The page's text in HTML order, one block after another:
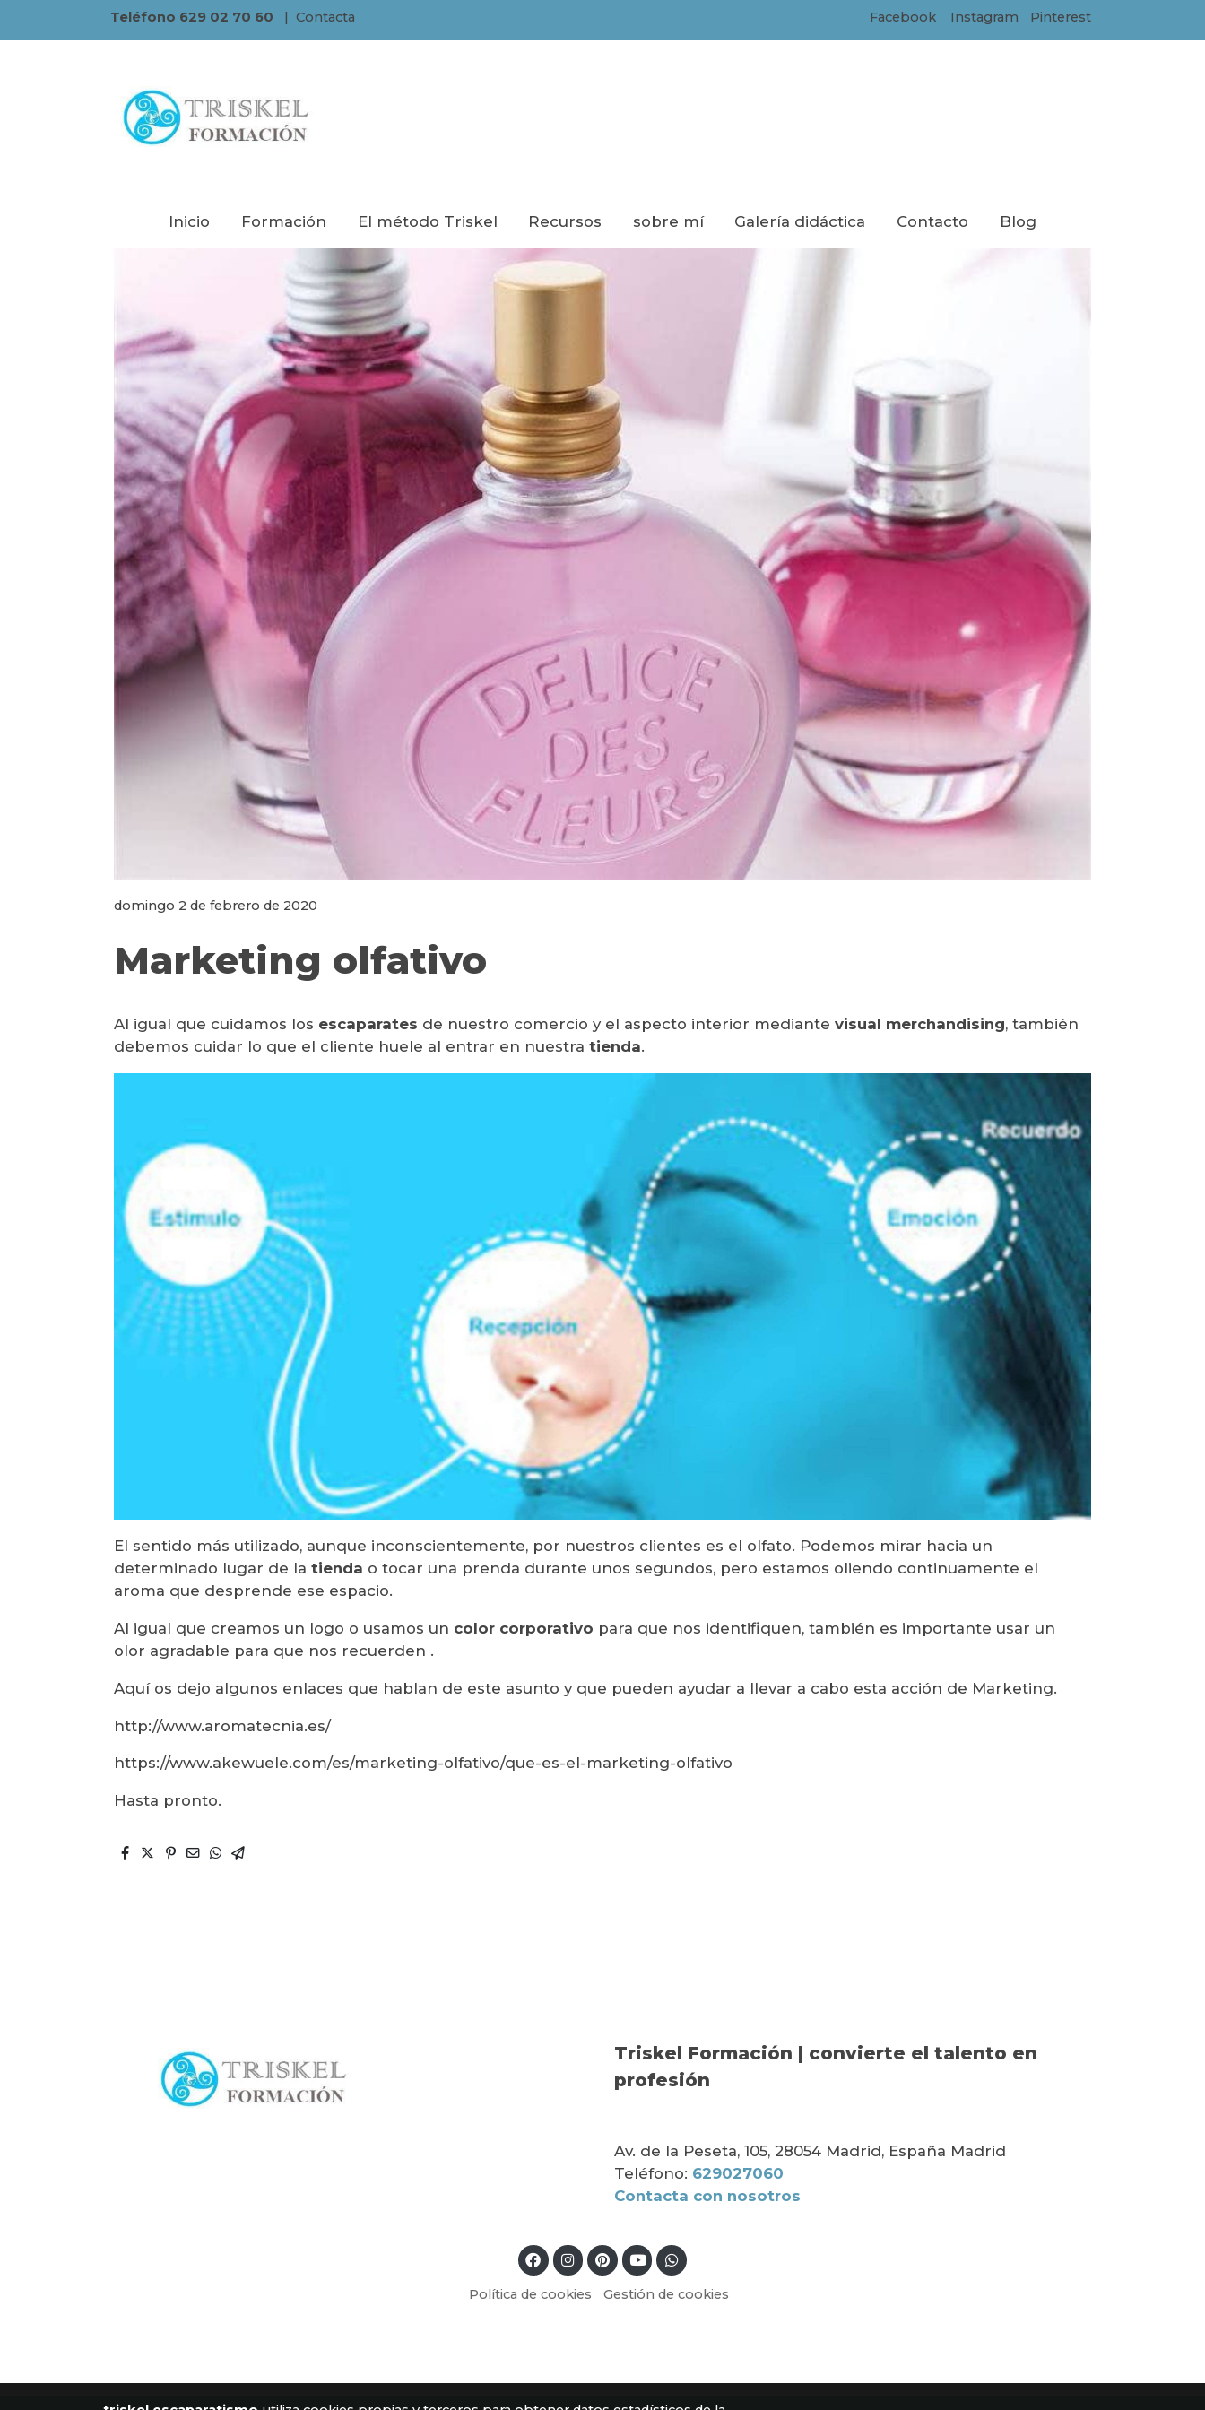
Teléfono 629 02 70 60 Contacta Facebook Instagram Pinterest
Inicio Formación El método Triskel Recursos sobre mí Galería didáctica Contacto Blog
domingo 2 de febrero de 2020
Marketing olfativo
Al igual que cuidamos los escaparates de nuestro comercio y el aspecto interior mediantevisual merchandising, también
debemos cuidar lo que el cliente huele al entrar en nuestratienda.
El sentido más utilizado, aunque inconscientemente, por nuestros clientes es el olfato. Podemos mirar hacia un
determinado lugar de la tienda o tocar una prenda durante unos segundos, pero estamos oliendo continuamente el
aroma que desprende ese espacio.
Al igual que creamos un logo o usamos un color corporativo para que nos identifiquen, también es importante usar un
olor agradable para que nos recuerden .
Aquí os dejo algunos enlaces que hablan de este asunto y que pueden ayudar a llevar a cabo esta acción de Marketing.
http://www.aromatecnia.es/
https://www.akewuele.com/es/marketing-olfativo/que-es-el-marketing-olfativo
Hasta pronto.
Triskel Formación | convierte el talento en
profesión
Av. de la Peseta, 105, 28054 Madrid, España Madrid
Teléfono: 629027060
Contacta con nosotros
Política de cookies Gestión de cookies